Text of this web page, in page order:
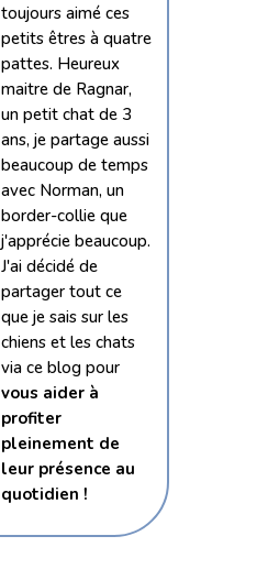
toujours aimé ces
petits êtres à quatre
pattes. Heureux
maitre de Ragnar,
un petit chat de 3
ans, je partage aussi
beaucoup de temps
avec Norman, un
border-collie que
j'apprécie beaucoup.
J'ai décidé de
partager tout ce
que je sais sur les
chiens et les chats
via ce blog pour
vous aider à
profiter
pleinement de
leur présence au
quotidien !